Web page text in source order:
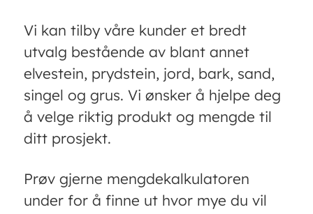
Vi kan tilby våre kunder et bredt
utvalg bestående av blant annet
elvestein, prydstein, jord, bark, sand,
singel og grus. Vi ønsker å hjelpe deg
å velge riktig produkt og mengde til
ditt prosjekt.
Prøv gjerne mengdekalkulatoren
under for å finne ut hvor mye du vil